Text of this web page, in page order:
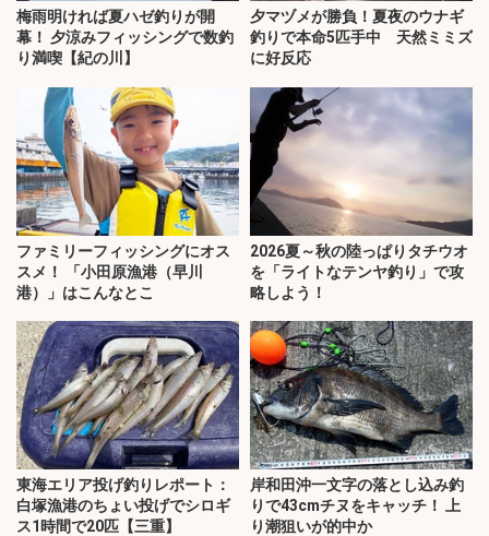
梅雨明ければ夏ハゼ釣りが開
幕！ 夕涼みフィッシングで数釣
り満喫【紀の川】
夕マヅメが勝負！夏夜のウナギ
釣りで本命5匹手中 天然ミミズ
に好反応
ファミリーフィッシングにオス
スメ！ 「小田原漁港（早川
港）」はこんなとこ
2026夏～秋の陸っぱりタチウオ
を「ライトなテンヤ釣り」で攻
略しよう！
東海エリア投げ釣りレポート：
白塚漁港のちょい投げでシロギ
ス1時間で20匹【三重】
岸和田沖一文字の落とし込み釣
りで43cmチヌをキャッチ！ 上
り潮狙いが的中か